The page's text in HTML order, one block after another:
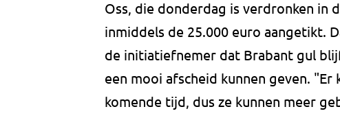
Oss, die donderdag is verdronken in
inmiddels de 25.000 euro aangetikt.
de initiatiefnemer dat Brabant gul
een mooi afscheid kunnen geven.
komende tijd, dus ze kunnen meer